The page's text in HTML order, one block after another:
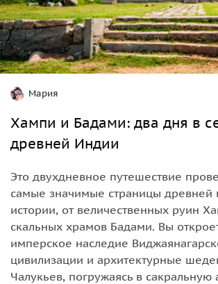
Мария
Хампи и Бадами: два дня в
древней Индии
Это двухдневное путешествие
самые значимые страницы древней
истории, от величественных руин
скальных храмов Бадами. Вы
имперское наследие
цивилизации и архитектурные
Чалукьев, погружаясь в сакральную